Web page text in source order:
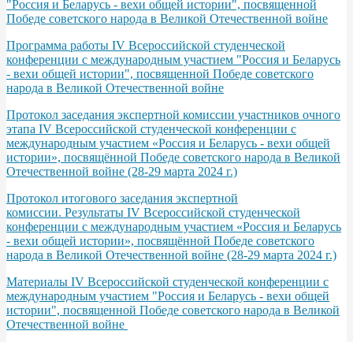
"Россия и Беларусь - вехи общей истории", посвященной
Победе советского народа в Великой Отечественной войне
Программа работы IV Всероссийской студенческой
конференции с международным участием "Россия и Беларусь
- вехи общей истории", посвященной Победе советского
народа в Великой Отечественной войне
Протокол заседания экспертной комиссии участников очного
этапа IV Всероссийской студенческой конференции с
международным участием «Россия и Беларусь - вехи общей
истории», посвящённой Победе советского народа в Великой
Отечественной войне (28-29 марта 2024 г.)
Протокол итогового заседания экспертной
комиссии. Результаты IV Всероссийской студенческой
конференции с международным участием «Россия и Беларусь
- вехи общей истории», посвящённой Победе советского
народа в Великой Отечественной войне (28-29 марта 2024 г.)
Материалы IV Всероссийской студенческой конференции с
международным участием "Россия и Беларусь - вехи общей
истории", посвященной Победе советского народа в Великой
Отечественной войне